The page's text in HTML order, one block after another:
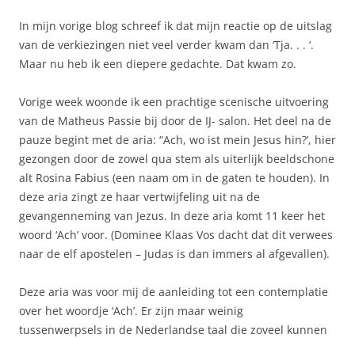
In mijn vorige blog schreef ik dat mijn reactie op de uitslag
van de verkiezingen niet veel verder kwam dan ‘Tja. . . ‘.
Maar nu heb ik een diepere gedachte. Dat kwam zo.
Vorige week woonde ik een prachtige scenische uitvoering
van de Matheus Passie bij door de IJ- salon. Het deel na de
pauze begint met de aria: “Ach, wo ist mein Jesus hin?’, hier
gezongen door de zowel qua stem als uiterlijk beeldschone
alt Rosina Fabius (een naam om in de gaten te houden). In
deze aria zingt ze haar vertwijfeling uit na de
gevangenneming van Jezus. In deze aria komt 11 keer het
woord ‘Ach’ voor. (Dominee Klaas Vos dacht dat dit verwees
naar de elf apostelen – Judas is dan immers al afgevallen).
Deze aria was voor mij de aanleiding tot een contemplatie
over het woordje ‘Ach’. Er zijn maar weinig
tussenwerpsels in de Nederlandse taal die zoveel kunnen